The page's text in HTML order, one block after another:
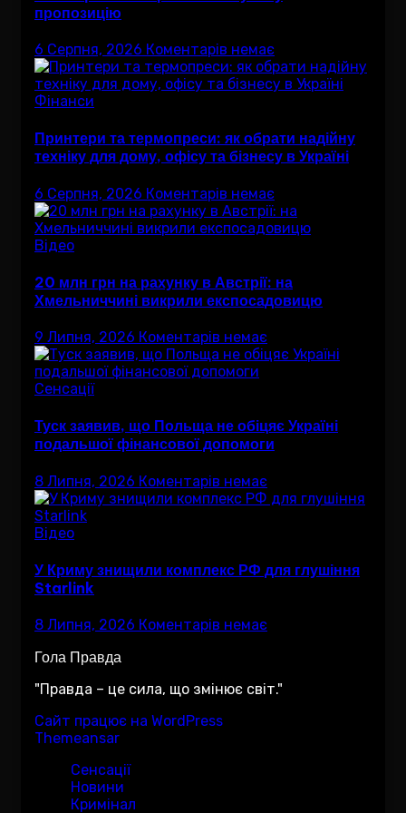
пропозицію
6 Серпня, 2026 Коментарів немає
Фінанси
Принтери та термопреси: як обрати надійну
техніку для дому, офісу та бізнесу в Україні
6 Серпня, 2026 Коментарів немає
Відео
20 млн грн на рахунку в Австрії: на
Хмельниччині викрили експосадовицю
9 Липня, 2026 Коментарів немає
Сенсації
Туск заявив, що Польща не обіцяє Україні
подальшої фінансової допомоги
8 Липня, 2026 Коментарів немає
Відео
У Криму знищили комплекс РФ для глушіння
Starlink
8 Липня, 2026 Коментарів немає
Гола Правда
"Правда – це сила, що змінює світ."
Сайт працює на WordPress
Themeansar.
Сенсації
Новини
Кримінал